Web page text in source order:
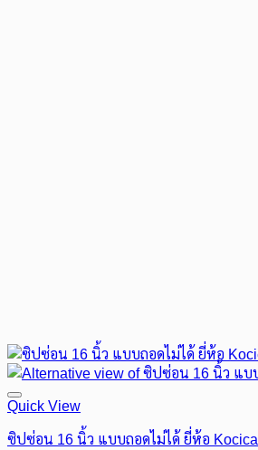
Quick View
ซิปซ่อน 16 นิ้ว แบบถอดไม่ได้ ยี่ห้อ Kocica